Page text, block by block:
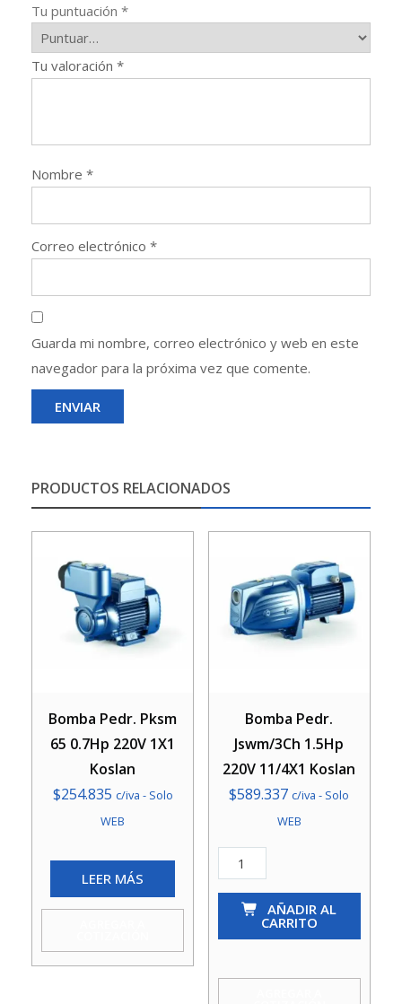
Tu puntuación *
Tu valoración *
Nombre *
Correo electrónico *
Guarda mi nombre, correo electrónico y web en este
navegador para la próxima vez que comente.
PRODUCTOS RELACIONADOS
Bomba Pedr. Pksm
65 0.7Hp 220V 1X1
Koslan
$254.835 c/iva - Solo
WEB
LEER MÁS
Bomba Pedr.
Jswm/3Ch 1.5Hp
220V 11/4X1 Koslan
$589.337 c/iva - Solo
WEB
Bomba
Pedr.
Jswm/3Ch
11/4X1
AÑADIR AL
CARRITO